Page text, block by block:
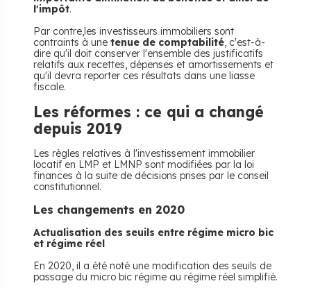
l'impôt.
Par contre,les investisseurs immobiliers sont
contraints à une tenue de comptabilité, c'est-à-
dire qu'il doit conserver l'ensemble des justificatifs
relatifs aux recettes, dépenses et amortissements et
qu'il devra reporter ces résultats dans une liasse
fiscale.
Les réformes : ce qui a changé
depuis 2019
Les règles relatives à l'investissement immobilier
locatif en LMP et LMNP sont modifiées par la loi
finances à la suite de décisions prises par le conseil
constitutionnel.
Les changements en 2020
Actualisation des seuils entre régime micro bic
et régime réel
En 2020, il a été noté une modification des seuils de
passage du micro bic régime au régime réel simplifié.